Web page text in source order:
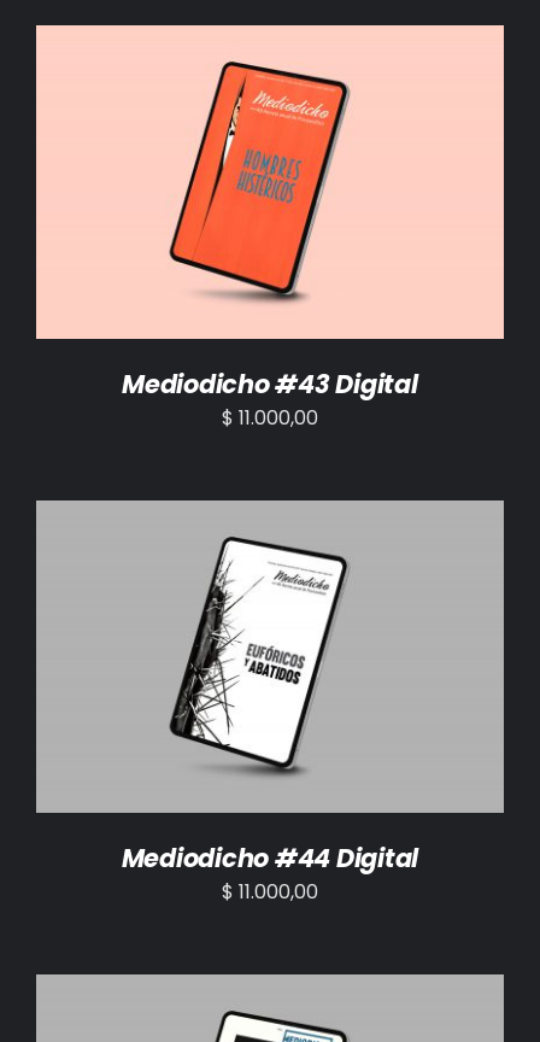
AÑADIR AL CARRITO /
Mediodicho #43 Digital
$ 11.000,00
AÑADIR AL CARRITO /
Mediodicho #44 Digital
$ 11.000,00